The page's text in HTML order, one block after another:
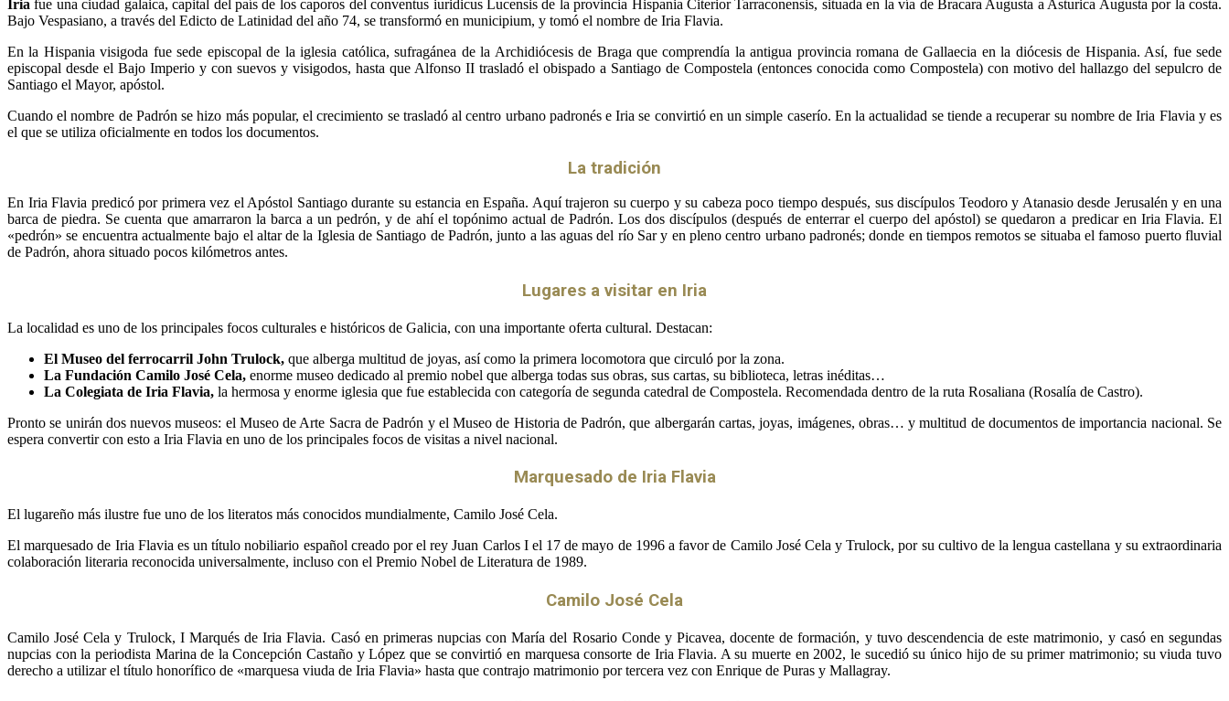
Iria fue una ciudad galaica, capital del país de los caporos del conventus iuridicus Lucensis de la provincia Hispania Citerior Tarraconensis, situada en la vía de Bracara Augusta a Asturica Augusta por la costa.
Bajo Vespasiano, a través del Edicto de Latinidad del año 74, se transformó en municipium, y tomó el nombre de Iria Flavia.
En la Hispania visigoda fue sede episcopal de la iglesia católica, sufragánea de la Archidiócesis de Braga que comprendía la antigua provincia romana de Gallaecia en la diócesis de Hispania. Así, fue sede
episcopal desde el Bajo Imperio y con suevos y visigodos, hasta que Alfonso II trasladó el obispado a Santiago de Compostela (entonces conocida como Compostela) con motivo del hallazgo del sepulcro de
Santiago el Mayor, apóstol.
Cuando el nombre de Padrón se hizo más popular, el crecimiento se trasladó al centro urbano padronés e Iria se convirtió en un simple caserío. En la actualidad se tiende a recuperar su nombre de Iria Flavia y es
el que se utiliza oficialmente en todos los documentos.
La tradición
En Iria Flavia predicó por primera vez el Apóstol Santiago durante su estancia en España. Aquí trajeron su cuerpo y su cabeza poco tiempo después, sus discípulos Teodoro y Atanasio desde Jerusalén y en una
barca de piedra. Se cuenta que amarraron la barca a un pedrón, y de ahí el topónimo actual de Padrón. Los dos discípulos (después de enterrar el cuerpo del apóstol) se quedaron a predicar en Iria Flavia. El
«pedrón» se encuentra actualmente bajo el altar de la Iglesia de Santiago de Padrón, junto a las aguas del río Sar y en pleno centro urbano padronés; donde en tiempos remotos se situaba el famoso puerto fluvial
de Padrón, ahora situado pocos kilómetros antes.
Lugares a visitar en Iria
La localidad es uno de los principales focos culturales e históricos de Galicia, con una importante oferta cultural. Destacan:
El Museo del ferrocarril John Trulock, que alberga multitud de joyas, así como la primera locomotora que circuló por la zona.
La Fundación Camilo José Cela, enorme museo dedicado al premio nobel que alberga todas sus obras, sus cartas, su biblioteca, letras inéditas…
La Colegiata de Iria Flavia, la hermosa y enorme iglesia que fue establecida con categoría de segunda catedral de Compostela. Recomendada dentro de la ruta Rosaliana (Rosalía de Castro).
Pronto se unirán dos nuevos museos: el Museo de Arte Sacra de Padrón y el Museo de Historia de Padrón, que albergarán cartas, joyas, imágenes, obras… y multitud de documentos de importancia nacional. Se
espera convertir con esto a Iria Flavia en uno de los principales focos de visitas a nivel nacional.
Marquesado de Iria Flavia
El lugareño más ilustre fue uno de los literatos más conocidos mundialmente, Camilo José Cela.
El marquesado de Iria Flavia es un título nobiliario español creado por el rey Juan Carlos I el 17 de mayo de 1996​ a favor de Camilo José Cela y Trulock, por su cultivo de la lengua castellana y su extraordinaria
colaboración literaria reconocida universalmente, incluso con el Premio Nobel de Literatura de 1989.
Camilo José Cela
Camilo José Cela y Trulock, I Marqués de Iria Flavia. Casó en primeras nupcias con María del Rosario Conde y Picavea, docente de formación,​ y tuvo descendencia de este matrimonio, y casó en segundas
nupcias con la periodista Marina de la Concepción Castaño y López que se convirtió en marquesa consorte de Iria Flavia. A su muerte en 2002, le sucedió su único hijo de su primer matrimonio; su viuda tuvo
derecho a utilizar el título honorífico de «marquesa viuda de Iria Flavia» hasta que contrajo matrimonio por tercera vez con Enrique de Puras y Mallagray.